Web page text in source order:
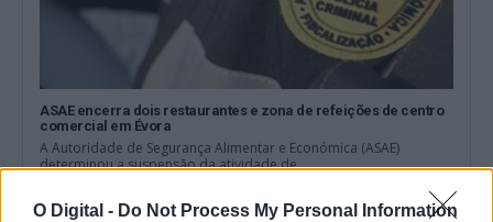
O Digital - Do Not Process My Personal Information
ASAE encerra dois restaurantes e zona de refeições de centro
comercial em Évora
A Autoridade de Segurança Alimentar e Económica (ASAE)
determinou a suspensão da atividade de...